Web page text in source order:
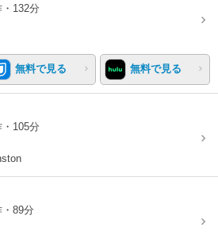
132分
無料で見る 無料で見る
105分
89分